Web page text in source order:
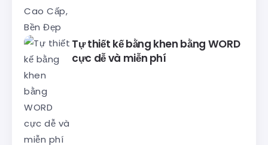
Tự thiết kế bằng khen bằng WORD
cực dễ và miễn phí